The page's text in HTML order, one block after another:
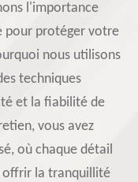
l'importance
pour protéger votre
nous utilisons
techniques
et la fiabilité de
vous avez
où chaque détail
offrir la tranquillité